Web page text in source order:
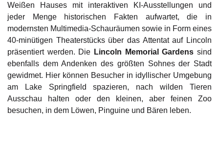
Weißen Hauses mit interaktiven KI-Ausstellungen und
jeder Menge historischen Fakten aufwartet, die in
modernsten Multimedia-Schauräumen sowie in Form eines
40-minütigen Theaterstücks über das Attentat auf Lincoln
präsentiert werden. Die Lincoln Memorial Gardens sind
ebenfalls dem Andenken des größten Sohnes der Stadt
gewidmet. Hier können Besucher in idyllischer Umgebung
am Lake Springfield spazieren, nach wilden Tieren
Ausschau halten oder den kleinen, aber feinen Zoo
besuchen, in dem Löwen, Pinguine und Bären leben.